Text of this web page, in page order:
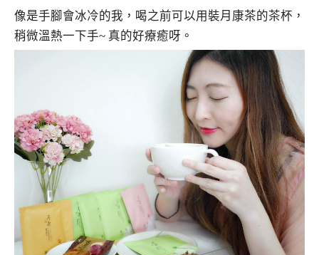
像是手腳會冰冷的我，喝之前可以用裝月康茶的茶杯，
稍微溫熱一下手~ 真的好療癒呀。